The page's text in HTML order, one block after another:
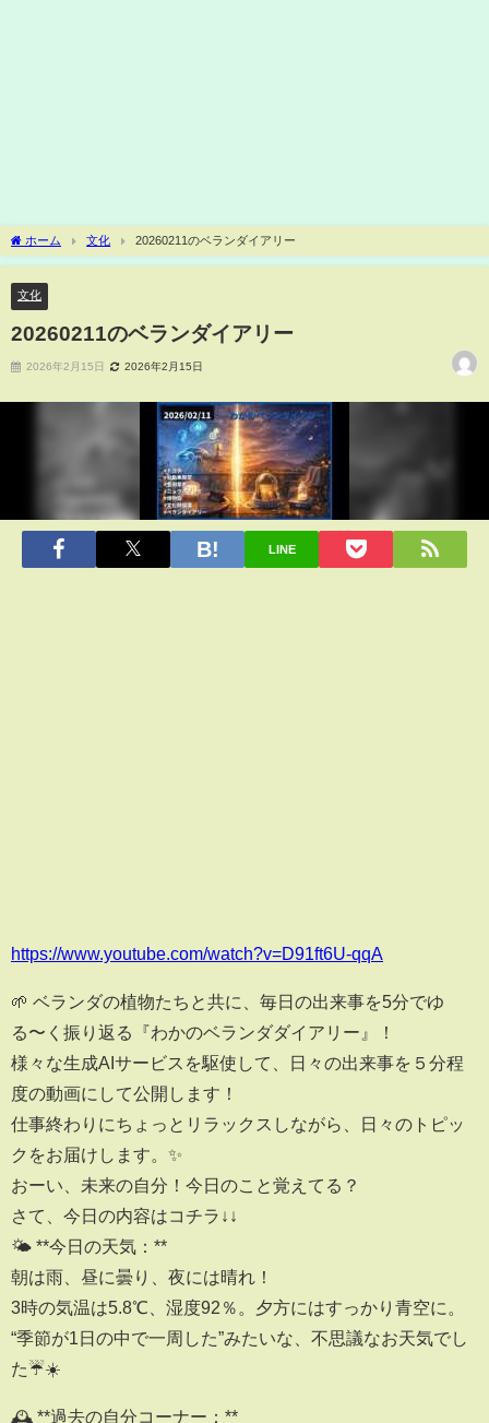
ホーム 文化 20260211のベランダイアリー
文化
20260211のベランダイアリー
2026年2月15日 2026年2月15日
LINE
https://www.youtube.com/watch?v=D91ft6U-qqA
🌱 ベランダの植物たちと共に、毎日の出来事を5分でゆ
る〜く振り返る『わかのベランダダイアリー』！
様々な生成AIサービスを駆使して、日々の出来事を５分程
度の動画にして公開します！
仕事終わりにちょっとリラックスしながら、日々のトピッ
クをお届けします。✨
おーい、未来の自分！今日のこと覚えてる？
さて、今日の内容はコチラ↓↓
🌤 **今日の天気：**
朝は雨、昼に曇り、夜には晴れ！
3時の気温は5.8℃、湿度92％。夕方にはすっかり青空に。
“季節が1日の中で一周した”みたいな、不思議なお天気でし
た☔☀️
🕰 **過去の自分コーナー：**